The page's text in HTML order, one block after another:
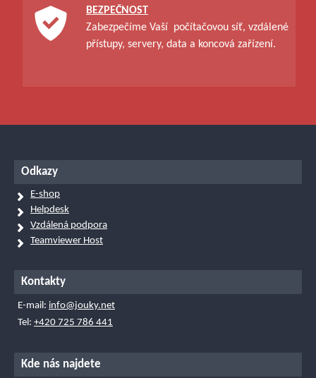
BEZPEČNOST
Zabezpečíme Vaší počítačovou síť, vzdálené
přístupy, servery, data a koncová zařízení.
Odkazy
E-shop
Helpdesk
Vzdálená podpora
Teamviewer Host
Kontakty
E-mail: info@jouky.net
Tel: +420 725 786 441
Kde nás najdete